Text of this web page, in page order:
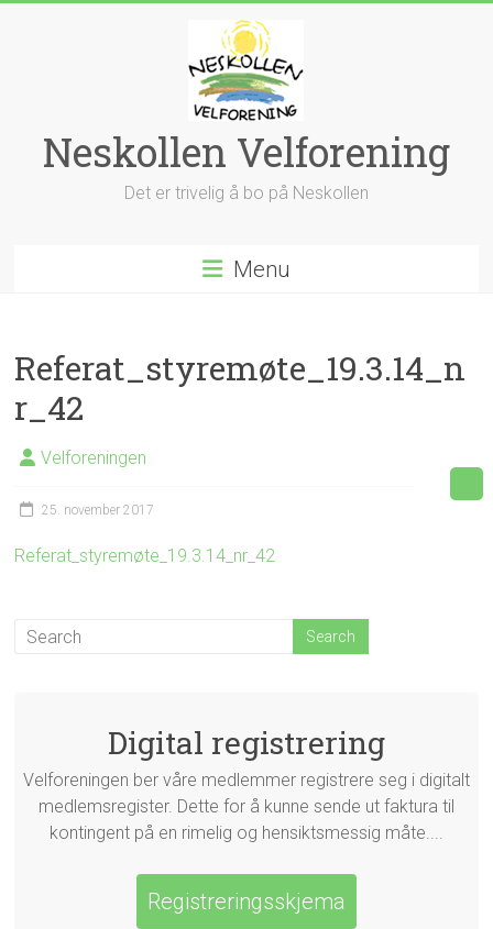
Neskollen Velforening
Det er trivelig å bo på Neskollen
Menu
Referat_styremøte_19.3.14_n
r_42
Velforeningen
25. november 2017
Referat_styremøte_19.3.14_nr_42
Digital registrering
Velforeningen ber våre medlemmer registrere seg i digitalt
medlemsregister. Dette for å kunne sende ut faktura til
kontingent på en rimelig og hensiktsmessig måte....
Registreringsskjema